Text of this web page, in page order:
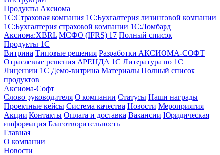
Продукты Аксиома
1С:Страховая компания 1С:Бухгалтерия лизинговой компании
1С:Бухгалтерия страховой компании 1С:Ломбард
Аксиома:XBRL МСФО (IFRS) 17 Полный список
Продукты 1С
Витрина Типовые решения Разработки АКСИОМА-СОФТ
Отраслевые решения АРЕНДА 1С Литература по 1С
Лицензии 1C Демо-витрина Материалы Полный список
продуктов
Аксиома-Софт
Слово руководителя О компании Статусы Наши награды
Проектные кейсы Система качества Новости Мероприятия
Акции Контакты Оплата и доставка Вакансии Юридическая
информация Благотворительность
Главная
О компании
Новости